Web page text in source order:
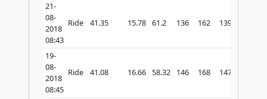
21-
08-
2018
08:43
Ride 41.35 15.78 61.2 136 162 139
19-
08-
2018
08:45
Ride 41.08 16.66 58.32 146 168 147